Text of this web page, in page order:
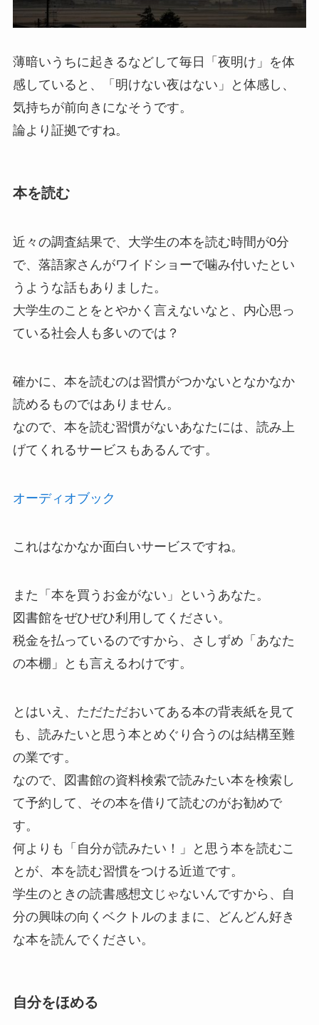
薄暗いうちに起きるなどして毎日「夜明け」を体
感していると、「明けない夜はない」と体感し、
気持ちが前向きになそうです。
論より証拠ですね。
本を読む
近々の調査結果で、大学生の本を読む時間が0分
で、落語家さんがワイドショーで噛み付いたとい
うような話もありました。
大学生のことをとやかく言えないなと、内心思っ
ている社会人も多いのでは？
確かに、本を読むのは習慣がつかないとなかなか
読めるものではありません。
なので、本を読む習慣がないあなたには、読み上
げてくれるサービスもあるんです。
オーディオブック
これはなかなか面白いサービスですね。
また「本を買うお金がない」というあなた。
図書館をぜひぜひ利用してください。
税金を払っているのですから、さしずめ「あなた
の本棚」とも言えるわけです。
とはいえ、ただただおいてある本の背表紙を見て
も、読みたいと思う本とめぐり合うのは結構至難
の業です。
なので、図書館の資料検索で読みたい本を検索し
て予約して、その本を借りて読むのがお勧めで
す。
何よりも「自分が読みたい！」と思う本を読むこ
とが、本を読む習慣をつける近道です。
学生のときの読書感想文じゃないんですから、自
分の興味の向くベクトルのままに、どんどん好き
な本を読んでください。
自分をほめる